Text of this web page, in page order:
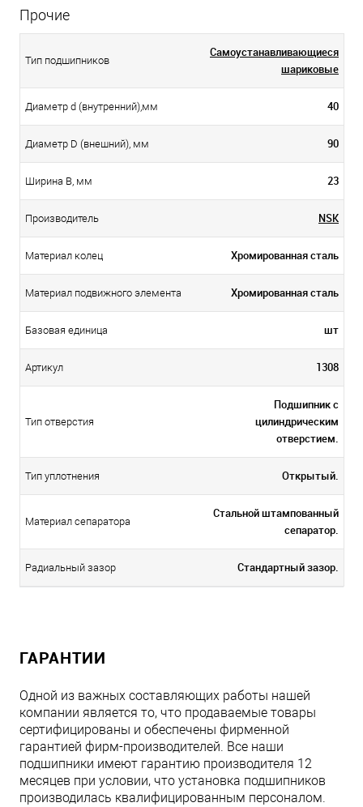
Прочие
Тип подшипников
Самоустанавливающиеся
шариковые
Диаметр d (внутренний),мм 40
Диаметр D (внешний), мм 90
Ширина B, мм 23
Производитель NSK
Материал колец Хромированная сталь
Материал подвижного элемента Хромированная сталь
Базовая единица шт
Артикул 1308
Тип отверстия
Подшипник с
цилиндрическим
отверстием.
Тип уплотнения Открытый.
Материал сепаратора
Стальной штампованный
сепаратор.
Радиальный зазор Стандартный зазор.
ГАРАНТИИ
Одной из важных составляющих работы нашей
компании является то, что продаваемые товары
сертифицированы и обеспечены фирменной
гарантией фирм-производителей. Все наши
подшипники имеют гарантию производителя 12
месяцев при условии, что установка подшипников
производилась квалифицированным персоналом.